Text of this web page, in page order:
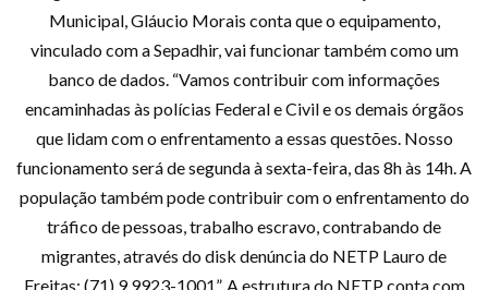
Municipal, Gláucio Morais conta que o equipamento,
vinculado com a Sepadhir, vai funcionar também como um
banco de dados. “Vamos contribuir com informações
encaminhadas às polícias Federal e Civil e os demais órgãos
que lidam com o enfrentamento a essas questões. Nosso
funcionamento será de segunda à sexta-feira, das 8h às 14h. A
população também pode contribuir com o enfrentamento do
tráfico de pessoas, trabalho escravo, contrabando de
migrantes, através do disk denúncia do NETP Lauro de
Freitas: (71) 9 9923-1001”. A estrutura do NETP conta com